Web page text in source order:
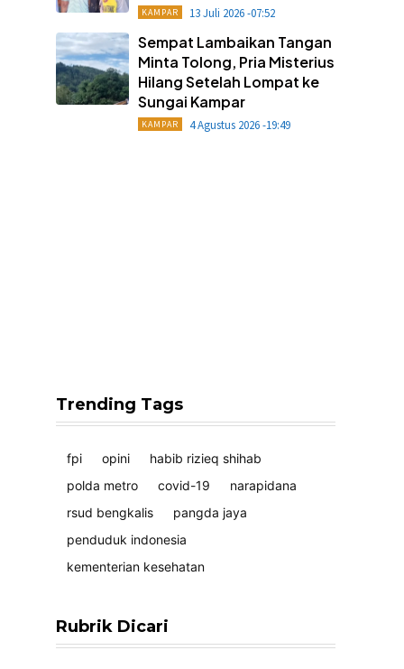
KAMPAR 13 Juli 2026 -07:52
Sempat Lambaikan Tangan
Minta Tolong, Pria Misterius
Hilang Setelah Lompat ke
Sungai Kampar
KAMPAR 4 Agustus 2026 -19:49
Trending Tags
fpi opini
habib rizieq shihab
polda metro
covid-19
narapidana
rsud bengkalis
pangda jaya
penduduk indonesia
kementerian kesehatan
Rubrik Dicari